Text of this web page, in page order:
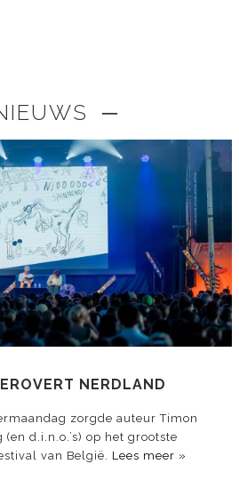
─
NERDLAND
zorgde auteur Timon
d.i.n.o.’s) op het grootste
van België. Lees meer »